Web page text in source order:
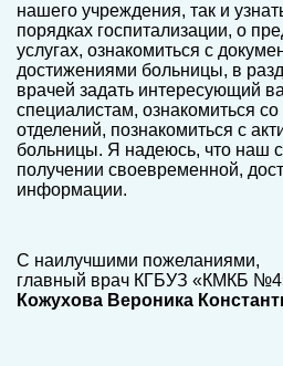
нашего учреждения, так и
порядках госпитализации, о
услугах, ознакомиться с
достижениями больницы, в
врачей задать интересующий
специалистам, ознакомиться
отделений, познакомиться с
больницы. Я надеюсь, что наш
получении своевременной,
информации.
С наилучшими пожеланиями,
главный врач КГБУЗ «КМКБ
Кожухова Вероника